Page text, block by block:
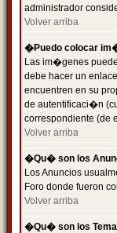
administrador
Volver arriba
�Puedo colocar
Las im�genes
debe hacer un
encuentren en su
de autentificaci�n
correspondiente (de
Volver arriba
�Qu� son los
Los Anuncios
Foro donde fueron
Volver arriba
�Qu� son los